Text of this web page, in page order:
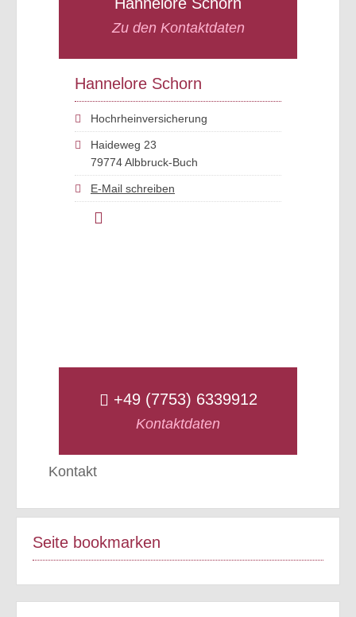
Zu den Kontaktdaten
Hannelore Schorn
Hochrheinversicherung
Haideweg 23
79774 Albbruck-Buch
E-Mail schreiben
+49 (7753) 6339912
Kontaktdaten
Kontakt
Seite bookmarken